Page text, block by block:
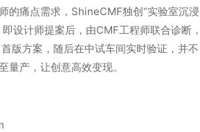
的痛点需求，ShineCMF独创“实验室沉浸
设计师提案后，由CMF工程师联合诊断，
版方案，随后在中试车间实时验证，并不
量产，让创意高效变现。